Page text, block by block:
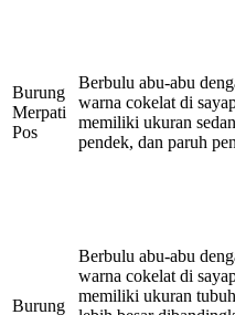
Burung
Merpati
Pos
Berbulu abu-abu
warna cokelat di
memiliki ukuran
pendek, dan paruh
Burung
Berbulu abu-abu
warna cokelat di
memiliki ukuran